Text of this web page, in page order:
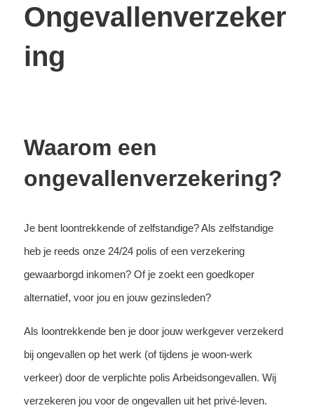
Ongevallenverzeker
ing
Waarom een
ongevallenverzekering?
Je bent loontrekkende of zelfstandige? Als zelfstandige
heb je reeds onze 24/24 polis of een verzekering
gewaarborgd inkomen? Of je zoekt een goedkoper
alternatief, voor jou en jouw gezinsleden?
Als loontrekkende ben je door jouw werkgever verzekerd
bij ongevallen op het werk (of tijdens je woon-werk
verkeer) door de verplichte polis Arbeidsongevallen. Wij
verzekeren jou voor de ongevallen uit het privé-leven.